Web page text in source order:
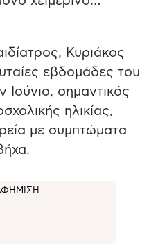
Κυριάκος
εβδομάδες του
Ιούνιο, σημαντικός
ηλικίας,
με συμπτώματα